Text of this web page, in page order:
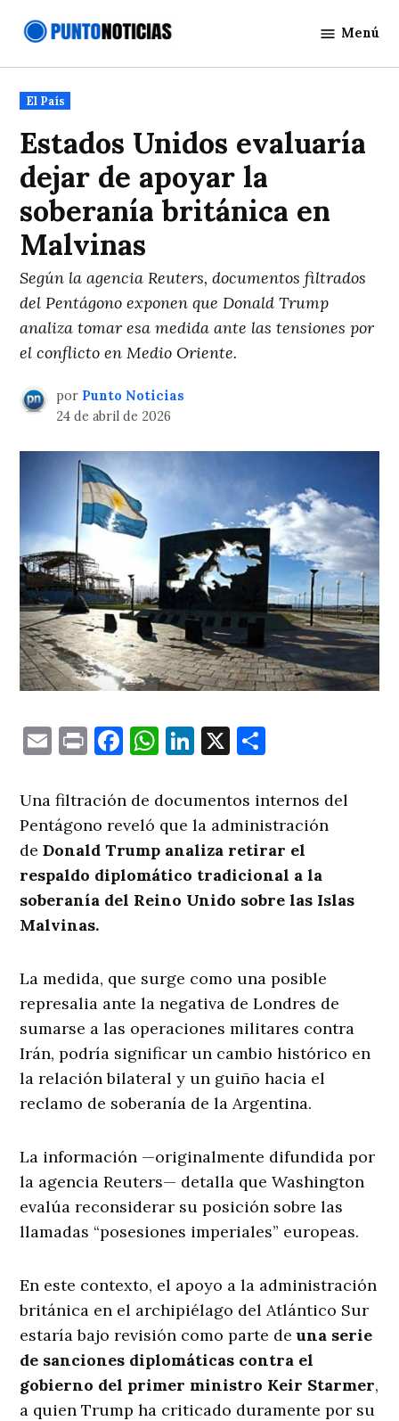
Noticias
Menú
Publicado
en
El País
Estados Unidos evaluaría
dejar de apoyar la
soberanía británica en
Malvinas
Según la agencia Reuters, documentos filtrados
del Pentágono exponen que Donald Trump
analiza tomar esa medida ante las tensiones por
el conflicto en Medio Oriente.
por Punto Noticias
24 de abril de 2026
EmailPrintFacebook
WhatsApp
LinkedIn
X
Una filtración de documentos internos del
Pentágono reveló que la administración
deDonald Trump analiza retirar el
respaldo diplomático tradicional a la
soberanía del Reino Unido sobre las Islas
Malvinas.
La medida, que surge como una posible
represalia ante la negativa de Londres de
sumarse a las operaciones militares contra
Irán, podría significar un cambio histórico en
la relación bilateral y un guiño hacia el
reclamo de soberanía de la Argentina.
La información —originalmente difundida por
la agencia Reuters— detalla que Washington
evalúa reconsiderar su posición sobre las
llamadas “posesiones imperiales” europeas.
En este contexto, el apoyo a la administración
británica en el archipiélago del Atlántico Sur
estaría bajo revisión como parte deuna serie
de sanciones diplomáticas contra el
gobierno del primer ministro Keir Starmer,
a quien Trump ha criticado duramente por su